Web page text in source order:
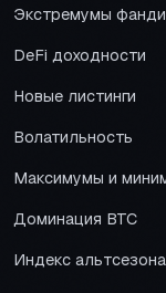
Экстремумы
DeFi доходности
Новые листинги
Волатильность
Максимумы и
Доминация BTC
Индекс альтсезона